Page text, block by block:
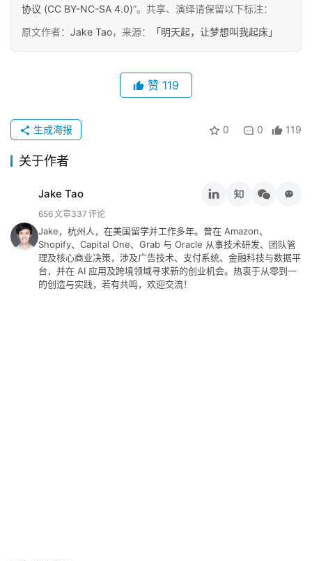
栏
行
碎
协议 (CC BY-NC-SA 4.0)”。共享、演绎请保留以下标注：
原文作者： Jake Tao，来源： 「明天起，让梦想叫我起床」
赞 119
0 0 119
生成海报
关于作者
Jake Tao
656文章337 评论
Jake，杭州人，在美国留学并工作多年。曾在 Amazon、
Shopify、Capital One、Grab 与 Oracle 从事技术研发、团队管
理及核心商业决策，涉及广告技术、支付系统、金融科技与数据平
台，并在 AI 应用及跨境领域寻求新的创业机会。热衷于从零到一
的创造与实践，若有共鸣，欢迎交流！